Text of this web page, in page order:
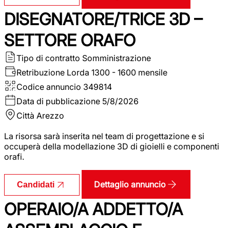
DISEGNATORE/TRICE 3D –
SETTORE ORAFO
Tipo di contratto Somministrazione
Retribuzione Lorda 1300 - 1600 mensile
Codice annuncio 349814
Data di pubblicazione 5/8/2026
Città Arezzo
La risorsa sarà inserita nel team di progettazione e si
occuperà della modellazione 3D di gioielli e componenti
orafi.
Candidati Dettaglio annuncio
OPERAIO/A ADDETTO/A